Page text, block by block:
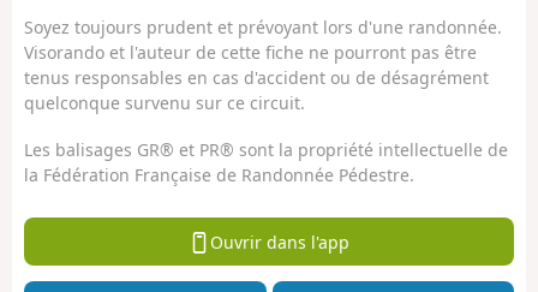
Soyez toujours prudent et prévoyant lors d'une randonnée.
Visorando et l'auteur de cette fiche ne pourront pas être
tenus responsables en cas d'accident ou de désagrément
quelconque survenu sur ce circuit.
Les balisages GR® et PR® sont la propriété intellectuelle de
la Fédération Française de Randonnée Pédestre.
Ouvrir dans l'app